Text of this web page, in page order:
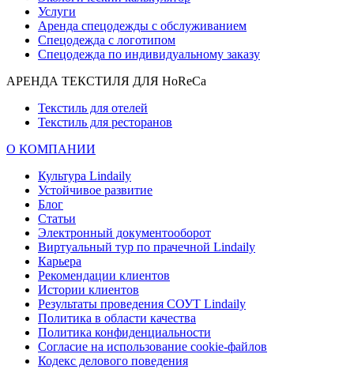
Услуги
Аренда спецодежды с обслуживанием
Спецодежда с логотипом
Спецодежда по индивидуальному заказу
АРЕНДА ТЕКСТИЛЯ ДЛЯ HoReCa
Текстиль для отелей
Текстиль для ресторанов
О КОМПАНИИ
Культура Lindaily
Устойчивое развитие
Блог
Статьи
Электронный документооборот
Виртуальный тур по прачечной Lindaily
Карьера
Рекомендации клиентов
Истории клиентов
Результаты проведения СОУТ Lindaily
Политика в области качества
Политика конфиденциальности
Согласие на использование cookie-файлов
Кодекс делового поведения